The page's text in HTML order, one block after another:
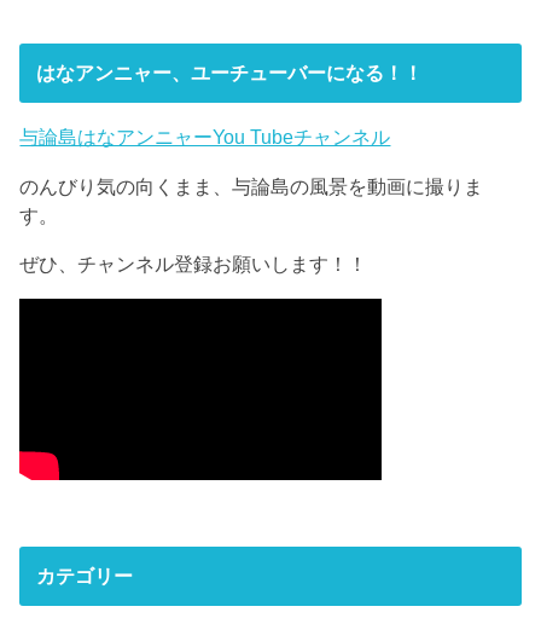
はなアンニャー、ユーチューバーになる！！
与論島はなアンニャーYou Tubeチャンネル
のんびり気の向くまま、与論島の風景を動画に撮りま
す。
ぜひ、チャンネル登録お願いします！！
カテゴリー